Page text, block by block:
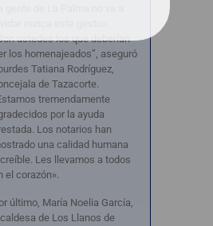
ustedes los que deberían
los homenajeados”, aseguró
Tatiana Rodríguez,
de Tazacorte.
tremendamente
por la ayuda
Los notarios han
una calidad humana
Les llevamos a todos
el corazón».
último, María Noelia García,
de Los Llanos de